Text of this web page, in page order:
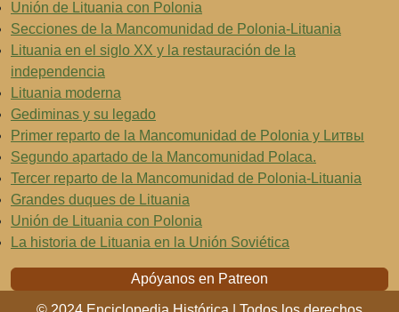
Unión de Lituania con Polonia
Secciones de la Mancomunidad de Polonia-Lituania
Lituania en el siglo XX y la restauración de la
independencia
Lituania moderna
Gediminas y su legado
Primer reparto de la Mancomunidad de Polonia y Lитвы
Segundo apartado de la Mancomunidad Polaca.
Tercer reparto de la Mancomunidad de Polonia-Lituania
Grandes duques de Lituania
Unión de Lituania con Polonia
La historia de Lituania en la Unión Soviética
Apóyanos en Patreon